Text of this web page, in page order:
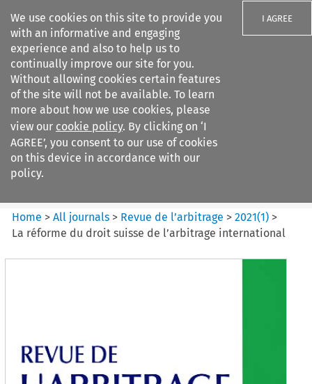
We use cookies on this site to provide you
with an informative and engaging
experience and also to help us to
continually improve our site for you.
Without allowing cookies certain features
of the site will not be available. To learn
more about how we use cookies, please
view our cookie policy. By clicking on ‘I
AGREE’, you consent to our use of cookies
on this device in accordance with our
policy.
I AGREE
Search filters
Revue de
l%E2%80%99arbitrage
Home >All journals > Revue de l’arbitrage >2021(1) >
La réforme du droit suisse de l’arbitrage international